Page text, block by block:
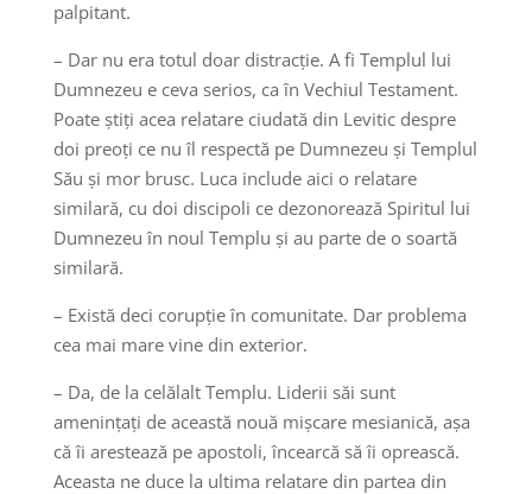
palpitant.
– Dar nu era totul doar distracție. A fi Templul lui
Dumnezeu e ceva serios, ca în Vechiul Testament.
Poate știți acea relatare ciudată din Levitic despre
doi preoți ce nu îl respectă pe Dumnezeu și Templul
Său și mor brusc. Luca include aici o relatare
similară, cu doi discipoli ce dezonorează Spiritul lui
Dumnezeu în noul Templu și au parte de o soartă
similară.
– Există deci corupție în comunitate. Dar problema
cea mai mare vine din exterior.
– Da, de la celălalt Templu. Liderii săi sunt
amenințați de această nouă mișcare mesianică, așa
că îi arestează pe apostoli, încearcă să îi oprească.
Aceasta ne duce la ultima relatare din partea din